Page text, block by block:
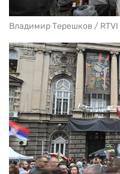
Владимир Терешков / RTVI